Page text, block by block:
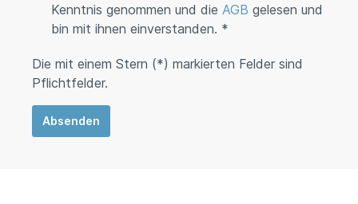
Kenntnis genommen und die AGB gelesen und
bin mit ihnen einverstanden. *
Die mit einem Stern (*) markierten Felder sind
Pflichtfelder.
Absenden